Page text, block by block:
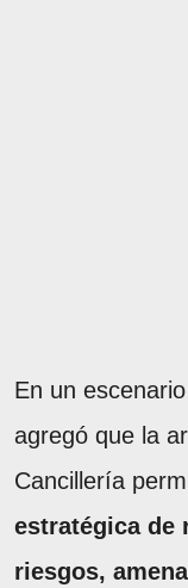
En un
agregó que la
Cancillería
estratégica de
riesgos,